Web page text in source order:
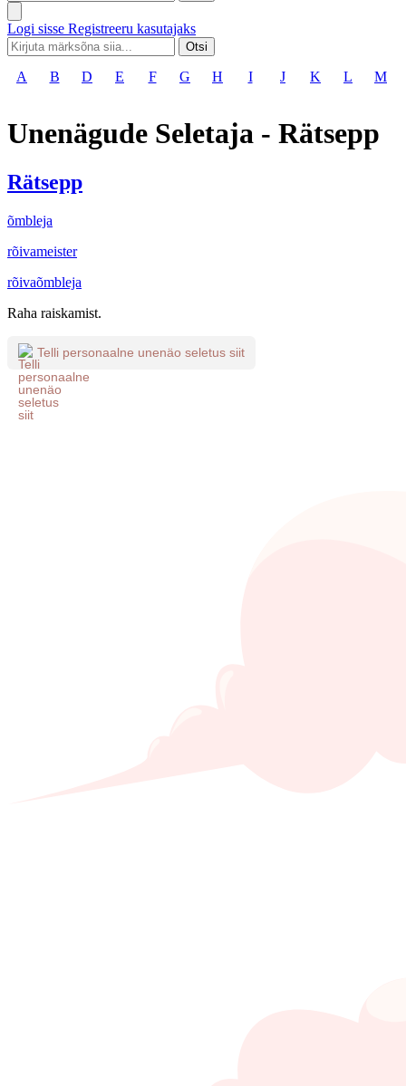
Logi sisse Registreeru kasutajaks
Otsi
A B D E F G H I J K L M
Unenägude Seletaja - Rätsepp
Rätsepp
õmbleja
rõivameister
rõivaõmbleja
Raha raiskamist.
Telli personaalne unenäo seletus siit